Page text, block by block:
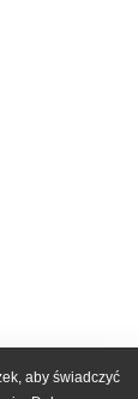
aby świadczyć